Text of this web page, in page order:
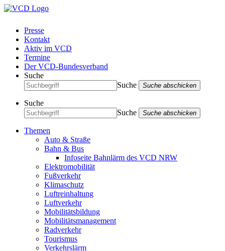
Presse
Kontakt
Aktiv im VCD
Termine
Der VCD-Bundesverband
Suche
Suche
Suche abschicken
Suche
Suche
Suche abschicken
Themen
Auto & Straße
Bahn & Bus
Infoseite Bahnlärm des VCD NRW
Elektromobilität
Fußverkehr
Klimaschutz
Luftreinhaltung
Luftverkehr
Mobilitätsbildung
Mobilitätsmanagement
Radverkehr
Tourismus
Verkehrslärm